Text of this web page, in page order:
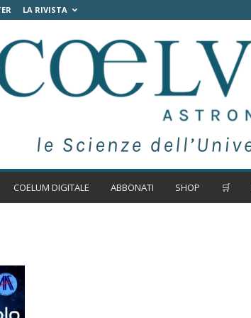
LA RIVISTA
COELUM DIGITALE ABBONATI SHOP 🛒